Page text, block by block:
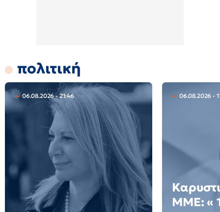
πολιτική
06.08.2026 - 21:46 06.08.2026 -
ΜΜΕ: «